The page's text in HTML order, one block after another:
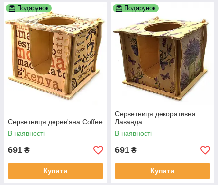
Подарунок
Серветниця дерев'яна Coffee
В наявності
691 ₴
Купити
Подарунок
Серветниця декоративна
Лаванда
В наявності
691 ₴
Купити